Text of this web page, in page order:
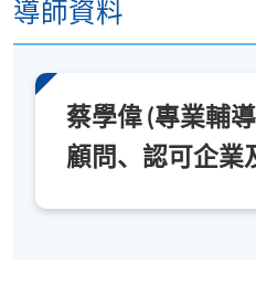
地點
導師資料
蔡學偉 (專業輔
顧問、認可企業